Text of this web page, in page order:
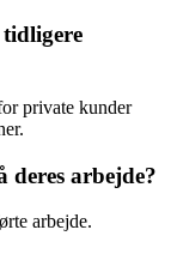
private kunder
arbejde?
arbejde.